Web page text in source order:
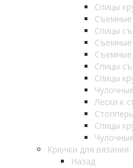
Спицы
Съемные
Спицы
Съемные
Съемные
Спицы
Спицы
Лески к
Спицы
Крючки для вязания
Назад